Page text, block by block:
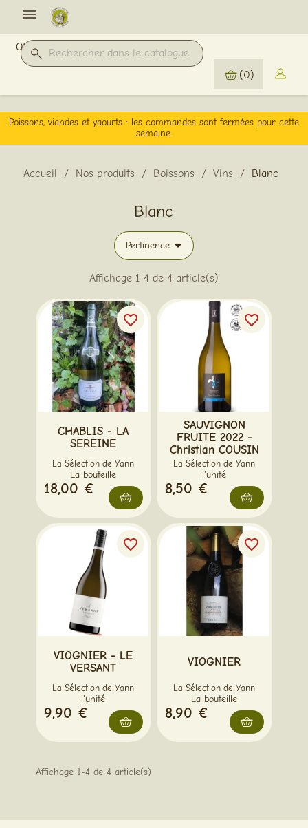

Offres Pro
(0)
Poissons, viandes et yaourts : les commandes sont fermées pour cette
semaine.
Accueil Nos produits Boissons Vins Blanc
Blanc
Pertinence
Affichage 1-4 de 4 article(s)
CHABLIS - LA
SEREINE
La Sélection de Yann
La bouteille
18,00 €
favorite_border
SAUVIGNON
FRUITE 2022 -
Christian COUSIN
La Sélection de Yann
l'unité
8,50 €
favorite_border
VIOGNIER - LE
VERSANT
La Sélection de Yann
l'unité
9,90 €
favorite_border
VIOGNIER
La Sélection de Yann
La bouteille
8,90 €
favorite_border
Affichage 1-4 de 4 article(s)